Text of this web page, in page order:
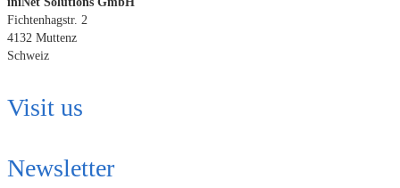
Fichtenhagstr. 2
4132 Muttenz
Schweiz
Visit us
Newsletter